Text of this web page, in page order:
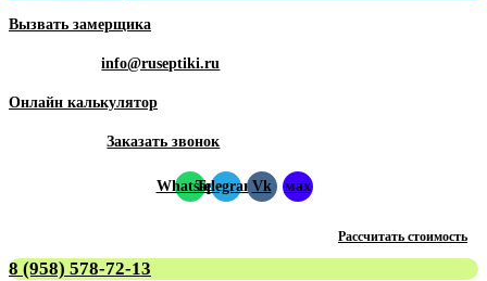
Вызвать замерщика
info@ruseptiki.ru
Онлайн калькулятор
Заказать звонок
WhatsappTelegramVk мах
Рассчитать стоимость
8 (958) 578-72-13